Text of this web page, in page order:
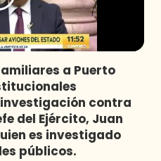
a Puerto
contra
del Ejército, Juan
es investigado
públicos.